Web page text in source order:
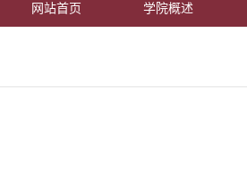
网站首页 学院概述